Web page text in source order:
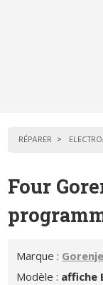
RÉPARER
Four
Marque : Gorenje
Modèle : affiche